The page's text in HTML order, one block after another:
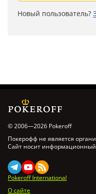
Новый пользователь?
© 2006—2026 Pokeroff
Покерофф не является
Сайт носит информационный
Pokeroff International
О сайте